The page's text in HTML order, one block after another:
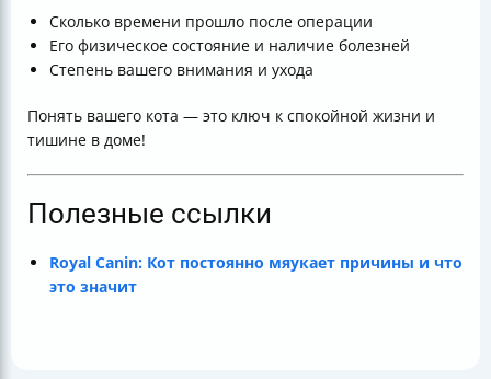
Сколько времени прошло после операции
Его физическое состояние и наличие болезней
Степень вашего внимания и ухода
Понять вашего кота — это ключ к спокойной жизни и
тишине в доме!
Полезные ссылки
Royal Canin: Кот постоянно мяукает причины и что
это значит